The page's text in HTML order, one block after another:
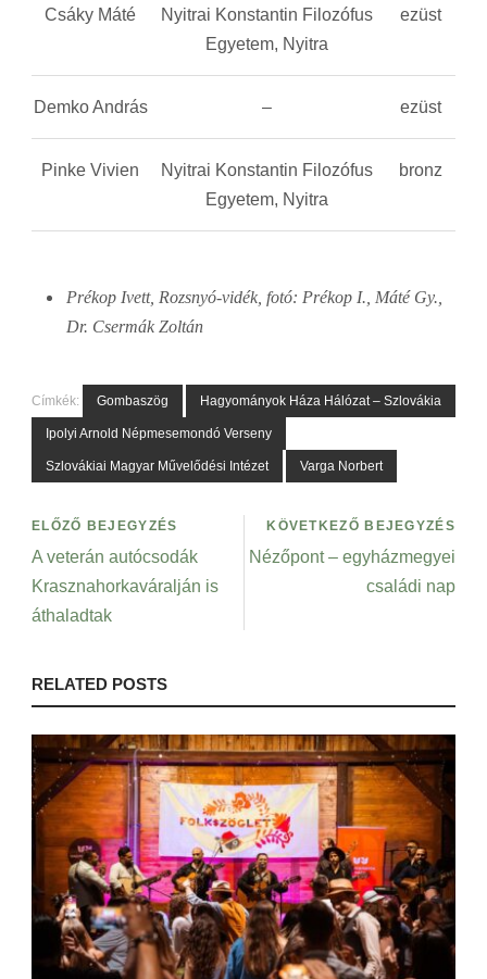
Csáky Máté
Nyitrai Konstantin Filozófus
Egyetem, Nyitra
ezüst
Demko András – ezüst
Pinke Vivien
Nyitrai Konstantin Filozófus
Egyetem, Nyitra
bronz
Prékop Ivett, Rozsnyó-vidék, fotó: Prékop I., Máté Gy.,
Dr. Csermák Zoltán
Címkék: Gombaszög Hagyományok Háza Hálózat – Szlovákia
Ipolyi Arnold Népmesemondó Verseny
Szlovákiai Magyar Művelődési Intézet Varga Norbert
ELŐZŐ BEJEGYZÉS
A veterán autócsodák
Krasznahorkaváralján is
áthaladtak
KÖVETKEZŐ BEJEGYZÉS
Nézőpont – egyházmegyei
családi nap
RELATED POSTS